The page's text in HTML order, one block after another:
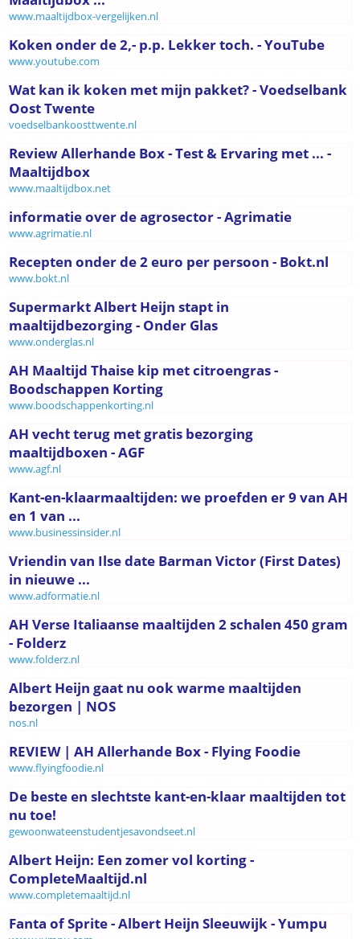
www.maaltijdbox-vergelijken.nl
Koken onder de 2,- p.p. Lekker toch. - YouTube
www.youtube.com
Wat kan ik koken met mijn pakket? - Voedselbank
Oost Twente
voedselbankoosttwente.nl
Review Allerhande Box - Test & Ervaring met ... -
Maaltijdbox
www.maaltijdbox.net
informatie over de agrosector - Agrimatie
www.agrimatie.nl
Recepten onder de 2 euro per persoon - Bokt.nl
www.bokt.nl
Supermarkt Albert Heijn stapt in
maaltijdbezorging - Onder Glas
www.onderglas.nl
AH Maaltijd Thaise kip met citroengras -
Boodschappen Korting
www.boodschappenkorting.nl
AH vecht terug met gratis bezorging
maaltijdboxen - AGF
www.agf.nl
Kant-en-klaarmaaltijden: we proefden er 9 van AH
en 1 van ...
www.businessinsider.nl
Vriendin van Ilse date Barman Victor (First Dates)
in nieuwe ...
www.adformatie.nl
AH Verse Italiaanse maaltijden 2 schalen 450 gram
- Folderz
www.folderz.nl
Albert Heijn gaat nu ook warme maaltijden
bezorgen | NOS
nos.nl
REVIEW | AH Allerhande Box - Flying Foodie
www.flyingfoodie.nl
De beste en slechtste kant-en-klaar maaltijden tot
nu toe!
gewoonwateenstudentjesavondseet.nl
Albert Heijn: Een zomer vol korting -
CompleteMaaltijd.nl
www.completemaaltijd.nl
Fanta of Sprite - Albert Heijn Sleeuwijk - Yumpu